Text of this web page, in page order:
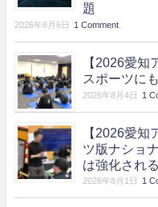
題
2026年8月6日 1 Comment
【2026愛知
スポーツに
2026年8月4日 1
【2026愛知
ツ版ナショ
は強化され
2026年8月1日 1